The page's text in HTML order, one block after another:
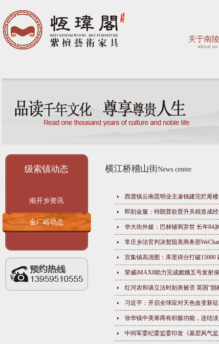
关于南
about us
级索镇动态
南开乡资讯
金厂峪动态
横江桥稽山街News center
西渡镇云南昆明业主凑钱建完烂尾
即刻金服：特朗普欲晋升关税造成
华大街外媒：巴林辅弼弃世 长年84
常庄乡法官判决暂阻美商务部
宫集镇高清图：库里得分打破15000
荣威iMAX8助力完成嫦娥五号发射
红河农和谈立法时刻表被否 英国“脱
习近平：开启全球应对天色改变新
张华镇中美筹商有积极功能，连结
中间军委纪委监委印发《基层风气